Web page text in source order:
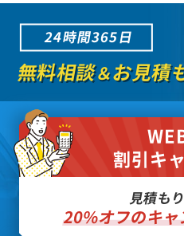
24時間365日
無料相談＆お見積
割引キ
見積も
20%オフのキ